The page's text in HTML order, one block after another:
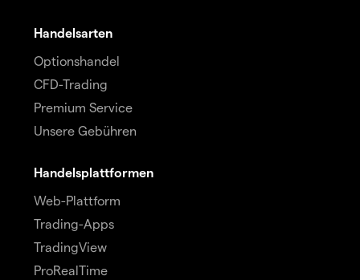
Handelsarten
Optionshandel
CFD-Trading
Premium Service
Unsere Gebühren
Handelsplattformen
Web-Plattform
Trading-Apps
TradingView
ProRealTime